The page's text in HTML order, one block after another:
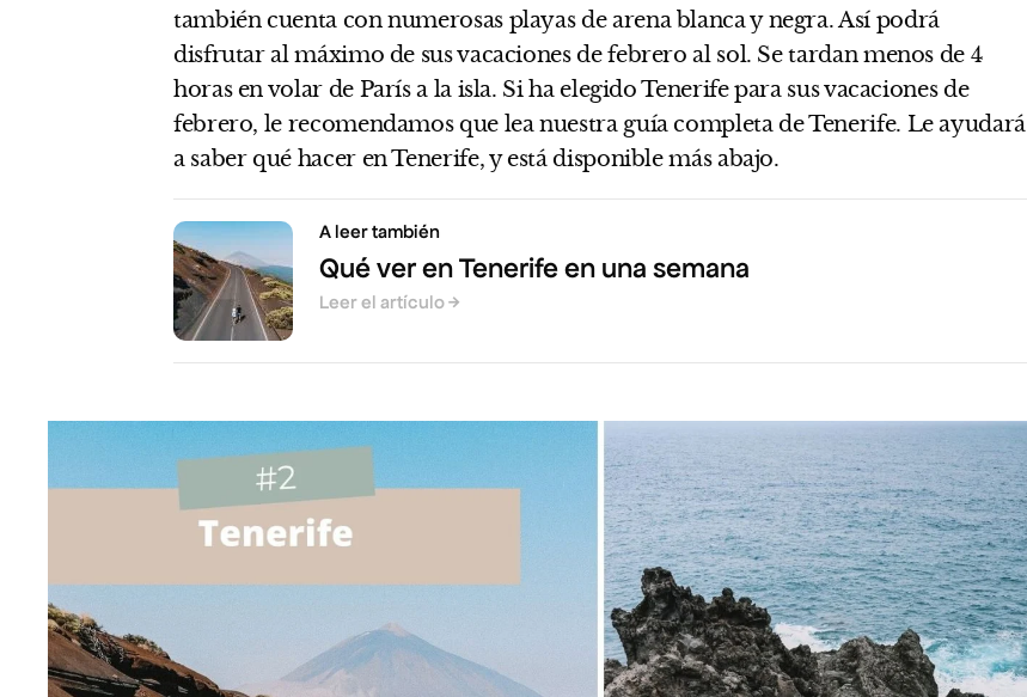
también cuenta con numerosas playas de arena blanca y negra. Así podrá
disfrutar al máximo de sus vacaciones de febrero al sol. Se tardan menos de 4
horas en volar de París a la isla. Si ha elegido Tenerife para sus vacaciones de
febrero, le recomendamos que lea nuestra guía completa de Tenerife. Le ayudará
a saber qué hacer en Tenerife, y está disponible más abajo.
A leer también
Qué ver en Tenerife en una semana
Leer el artículo